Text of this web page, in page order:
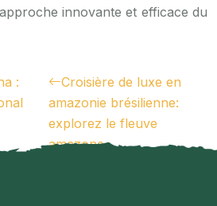
innovante et efficace du
:
Croisière de luxe en
amazonie brésilienne:
explorez le fleuve
amazone